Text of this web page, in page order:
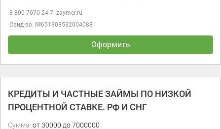
8 800 700 43 44 bistrodengi.ru
Свид-во: №2110573000002
Оформить
КРЕДИТЫ И ЧАСТНЫЕ ЗАЙМЫ ПО НИЗКОЙ
ПРОЦЕНТНОЙ СТАВКЕ. РФ И СНГ
Сумма: от 30000 до 7000000